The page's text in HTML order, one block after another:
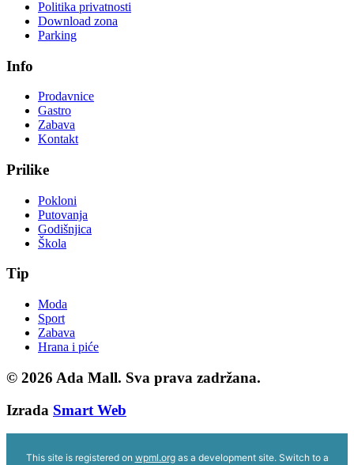
Politika privatnosti
Download zona
Parking
Info
Prodavnice
Gastro
Zabava
Kontakt
Prilike
Pokloni
Putovanja
Godišnjica
Škola
Tip
Moda
Sport
Zabava
Hrana i piće
© 2026 Ada Mall. Sva prava zadržana.
Izrada Smart Web
This site is registered on wpml.orgas a development site. Switch to a